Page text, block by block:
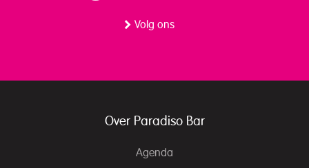
Volg ons
Over Paradiso Bar
Agenda